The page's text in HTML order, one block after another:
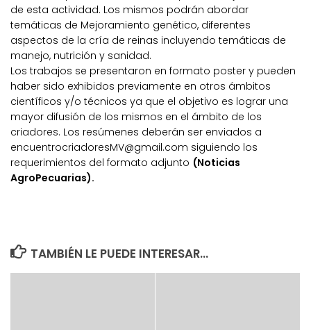
de esta actividad. Los mismos podrán abordar
temáticas de Mejoramiento genético, diferentes
aspectos de la cría de reinas incluyendo temáticas de
manejo, nutrición y sanidad.
Los trabajos se presentaron en formato poster y pueden
haber sido exhibidos previamente en otros ámbitos
científicos y/o técnicos ya que el objetivo es lograr una
mayor difusión de los mismos en el ámbito de los
criadores. Los resúmenes deberán ser enviados a
encuentrocriadoresMV@gmail.com siguiendo los
requerimientos del formato adjunto (Noticias
AgroPecuarias).
TAMBIÉN LE PUEDE INTERESAR...